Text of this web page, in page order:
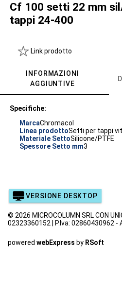
Cf 100 setti 22 mm
tappi 24-400
Link prodotto
INFORMAZIONI
AGGIUNTIVE
Specifiche:
MarcaChromacol
Linea prodottoSetti per tappi
Materiale SettoSilicone/PTFE
Spessore Setto mm3
VERSIONE DESKTOP
© 2026 MICROCOLUMN SRL CON
02323360152 | P.Iva: 02860430962 -
powered webExpress by RSoft